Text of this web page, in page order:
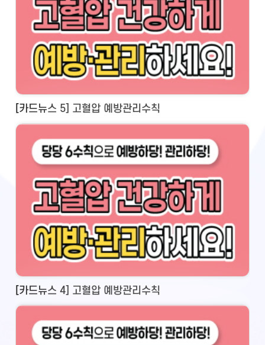
[카드뉴스 5] 고혈압 예방관리수칙
[카드뉴스 4] 고혈압 예방관리수칙